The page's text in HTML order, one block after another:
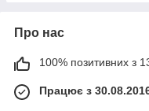
Про нас
100% позитивних з
Працює з